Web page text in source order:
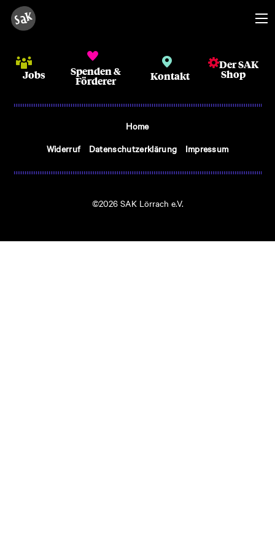
Jobs Spenden &
Förderer Kontakt
Der SAK
Shop
Home
Widerruf
Datenschutzerklärung Impressum
©2026 SAK Lörrach e.V.